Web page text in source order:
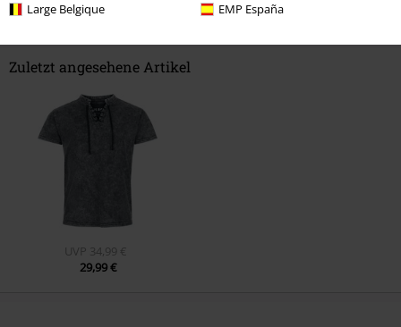
Large Belgique EMP España
Zuletzt angesehene Artikel
UVP 34,99 €
29,99 €